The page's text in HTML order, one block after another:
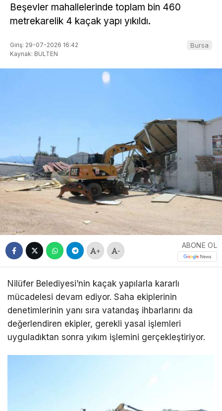
Beşevler mahallelerinde toplam bin 460
metrekarelik 4 kaçak yapı yıkıldı.
Giriş: 29-07-2026 16:42
Kaynak: BULTEN
Bursa
+ -
ABONE OL
Nilüfer Belediyesi’nin kaçak yapılarla kararlı
mücadelesi devam ediyor. Saha ekiplerinin
denetimlerinin yanı sıra vatandaş ihbarlarını da
değerlendiren ekipler, gerekli yasal işlemleri
uyguladıktan sonra yıkım işlemini gerçekleştiriyor.